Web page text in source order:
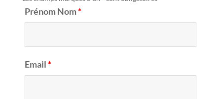
Prénom Nom*
Email*